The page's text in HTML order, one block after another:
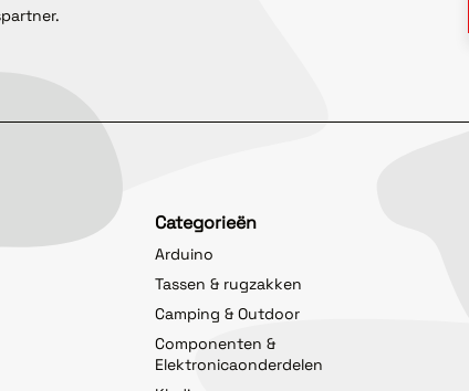
Categorieën
Arduino
Tassen & rugzakken
Camping & Outdoor
Componenten &
Elektronicaonderdelen